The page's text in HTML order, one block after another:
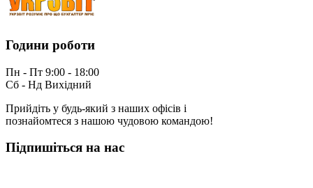
Години роботи
Пн - Пт 9:00 - 18:00
Сб - Нд Вихідний
Прийдіть у будь-який з наших офісів і
познайомтеся з нашою чудовою командою!
Підпишіться на нас